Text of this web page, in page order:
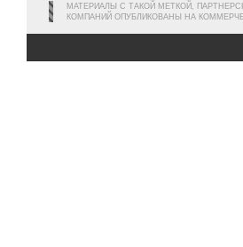
МАТЕРИАЛЫ С ТАКОЙ МЕТКОЙ,
КОМПАНИЙ ОПУБЛИКОВАНЫ НА